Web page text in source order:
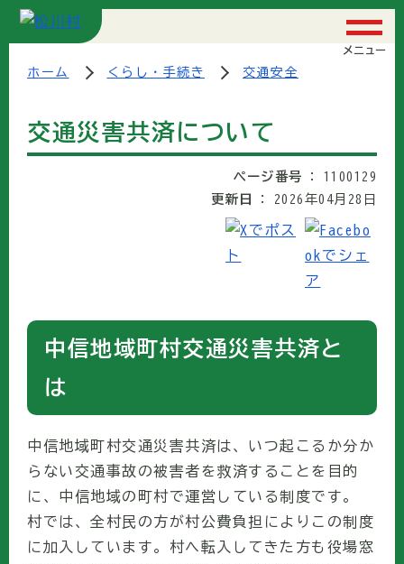
メニュー
ホーム くらし・手続き 交通安全
交通災害共済について
ページ番号
1100129
更新日
2026年04月28日
中信地域町村交通災害共済と
は
中信地域町村交通災害共済は、いつ起こるか分か
らない交通事故の被害者を救済することを目的
に、中信地域の町村で運営している制度です。
村では、全村民の方が村公費負担によりこの制度
に加入しています。村へ転入してきた方も役場窓